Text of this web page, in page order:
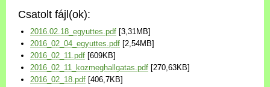
Választási információk
Versenyképes Járások
Program
Csatolt fájl(ok):
2016.02.18_egyuttes.pdf [3,31MB]
2016_02_04_egyuttes.pdf [2,54MB]
2016_02_11.pdf [609KB]
2016_02_11_kozmeghallgatas.pdf [270,63KB]
2016_02_18.pdf [406,7KB]